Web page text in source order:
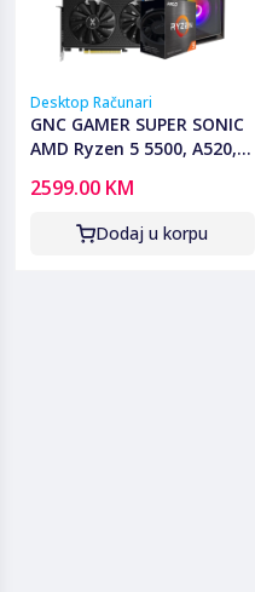
Desktop Računari
GNC GAMER SUPER SONIC
AMD Ryzen 5 5500, A520,
SSD 1TB, PSU 650W,
kućište gaming
2599.00 KM
Dodaj u korpu